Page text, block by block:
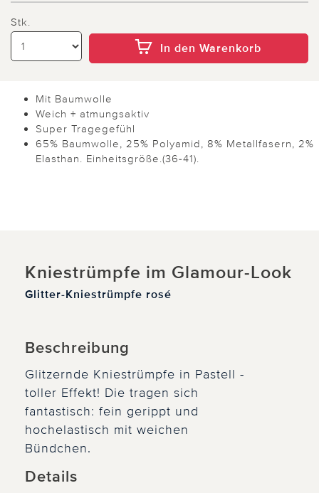
Stk.
In den Warenkorb
Mit Baumwolle
Weich + atmungsaktiv
Super Tragegefühl
65% Baumwolle, 25% Polyamid, 8% Metallfasern, 2%
Elasthan. Einheitsgröße.(36-41).
Kniestrümpfe im Glamour-Look
Glitter-Kniestrümpfe rosé
Beschreibung
Glitzernde Kniestrümpfe in Pastell -
toller Effekt! Die tragen sich
fantastisch: fein gerippt und
hochelastisch mit weichen
Bündchen.
Details